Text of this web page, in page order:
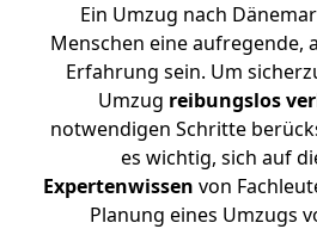
Ein Umzug nach
Menschen eine aufregende,
Erfahrung sein. Um
Umzug reibungslos
notwendigen Schritte
es wichtig, sich auf
Expertenwissen von
Planung eines Umzugs